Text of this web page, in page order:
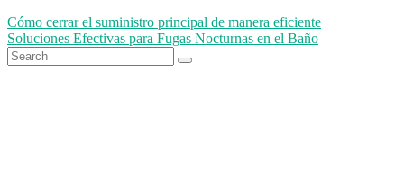
Navegación
de
entradas
Cómo cerrar el suministro principal de manera eficiente
Soluciones Efectivas para Fugas Nocturnas en el Baño
Search
for
Search